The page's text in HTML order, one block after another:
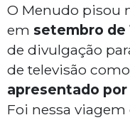
O Menudo pisou
em setembro de
de divulgação
de televisão
apresentado por
Foi nessa viagem